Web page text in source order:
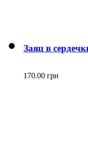
Заяц в
170.00 грн